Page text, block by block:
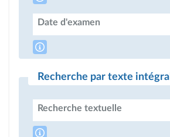
Date d'examen
Recherche par texte intégral
Recherche textuelle